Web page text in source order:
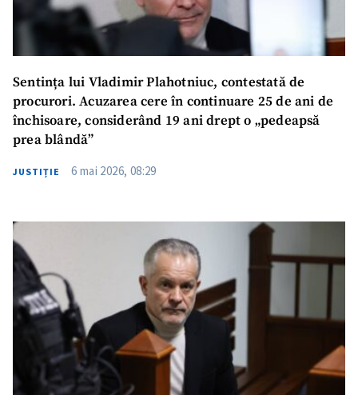
Sentința lui Vladimir Plahotniuc, contestată de
procurori. Acuzarea cere în continuare 25 de ani de
închisoare, considerând 19 ani drept o „pedeapsă
prea blândă”
JUSTIȚIE 6 mai 2026, 08:29